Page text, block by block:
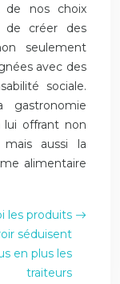
de nos choix
de créer des
seulement
avec des
sociale.
gastronomie
lui offrant non
aussi la
alimentaire
les produits
séduisent
en plus les
traiteurs